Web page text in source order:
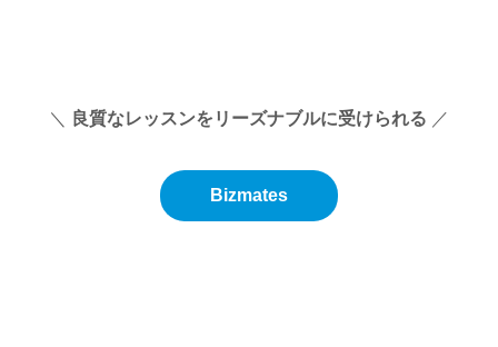
＼ 良質なレッスンをリーズナブルに受けられる ／
Bizmates